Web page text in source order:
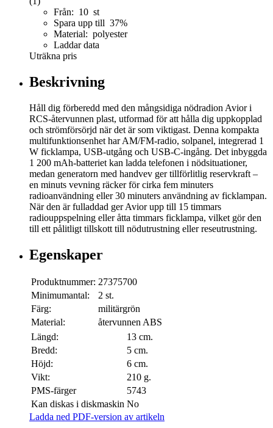
Från: 10 st
Spara upp till 37%
Material: polyester
Laddar data
Uträkna pris
Beskrivning
Håll dig förberedd med den mångsidiga nödradion Avior i
RCS-återvunnen plast, utformad för att hålla dig uppkopplad
och strömförsörjd när det är som viktigast. Denna kompakta
multifunktionsenhet har AM/FM-radio, solpanel, integrerad 1
W ficklampa, USB-utgång och USB-C-ingång. Det inbyggda
1 200 mAh-batteriet kan ladda telefonen i nödsituationer,
medan generatorn med handvev ger tillförlitlig reservkraft –
en minuts vevning räcker för cirka fem minuters
radioanvändning eller 30 minuters användning av ficklampan.
När den är fulladdad ger Avior upp till 15 timmars
radiouppspelning eller åtta timmars ficklampa, vilket gör den
till ett pålitligt tillskott till nödutrustning eller reseutrustning.
Egenskaper
Produktnummer: 27375700
Minimumantal:
2 st.
Färg:
militärgrön
Material:
återvunnen ABS
Längd:
13 cm.
Bredd:
5 cm.
Höjd:
6 cm.
Vikt:
210 g.
PMS-färger
5743
Kan diskas i diskmaskin No
Ladda ned PDF-version av artikeln